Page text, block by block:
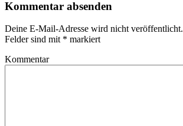
Kommentar absenden
Deine E-Mail-Adresse wird nicht veröffentlicht.
Felder sind mit * markiert
Kommentar